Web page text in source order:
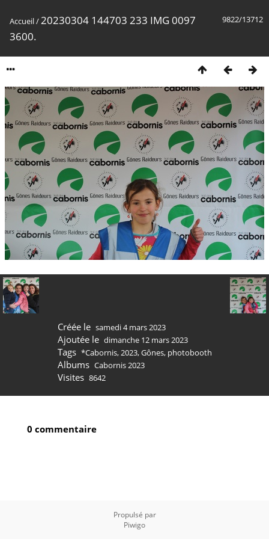
9822/13712
Accueil/20230304 144703 233 IMG 0097
3600.
Créée le samedi 4 mars 2023
Ajoutée le dimanche 12 mars 2023
Tags *Cabornis,2023,Gônes, photobooth
Albums Cabornis 2023
Visites 8642
0 commentaire
Propulsé par
Piwigo